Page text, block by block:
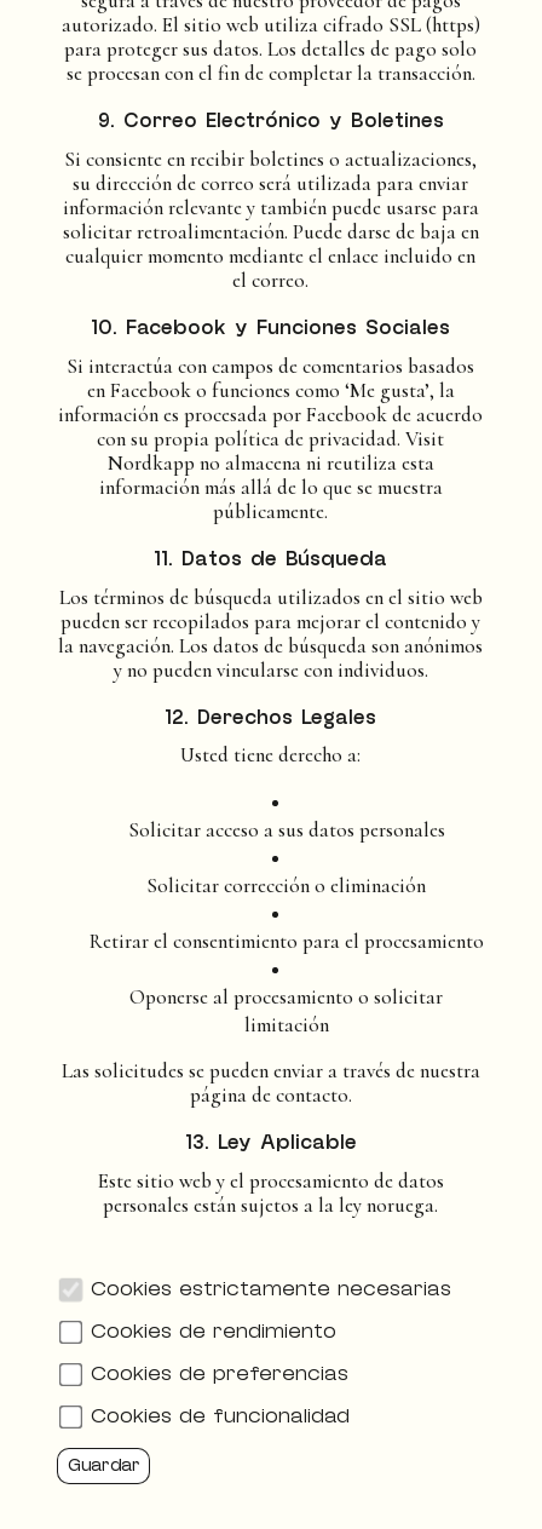
autorizado. El sitio web utiliza cifrado SSL (https)
para proteger sus datos. Los detalles de pago solo
se procesan con el fin de completar la transacción.
9. Correo Electrónico y Boletines
Si consiente en recibir boletines o actualizaciones,
su dirección de correo será utilizada para enviar
información relevante y también puede usarse para
solicitar retroalimentación. Puede darse de baja en
cualquier momento mediante el enlace incluido en
el correo.
10. Facebook y Funciones Sociales
Si interactúa con campos de comentarios basados
en Facebook o funciones como ‘Me gusta’, la
información es procesada por Facebook de acuerdo
con su propia política de privacidad. Visit
Nordkapp no almacena ni reutiliza esta
información más allá de lo que se muestra
públicamente.
11. Datos de Búsqueda
Los términos de búsqueda utilizados en el sitio web
pueden ser recopilados para mejorar el contenido y
la navegación. Los datos de búsqueda son anónimos
y no pueden vincularse con individuos.
12. Derechos Legales
Usted tiene derecho a:
Solicitar acceso a sus datos personales
Solicitar corrección o eliminación
Retirar el consentimiento para el procesamiento
Oponerse al procesamiento o solicitar
limitación
Las solicitudes se pueden enviar a través de nuestra
página de contacto.
13. Ley Aplicable
Este sitio web y el procesamiento de datos
personales están sujetos a la ley noruega.
Cookies estrictamente necesarias
Cookies de rendimiento
Cookies de preferencias
Cookies de funcionalidad
Guardar